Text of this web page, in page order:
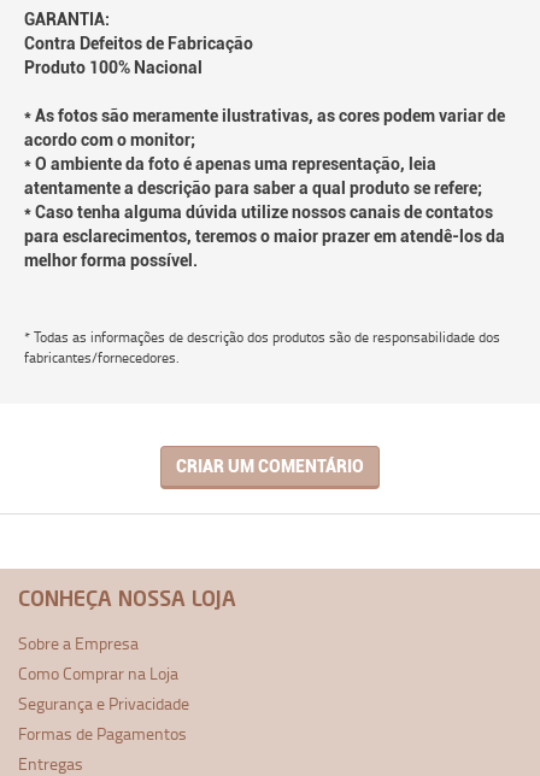
GARANTIA:
Contra Defeitos de Fabricação
Produto 100% Nacional
* As fotos são meramente ilustrativas, as cores podem variar de
acordo com o monitor;
* O ambiente da foto é apenas uma representação, leia
atentamente a descrição para saber a qual produto se refere;
* Caso tenha alguma dúvida utilize nossos canais de contatos
para esclarecimentos, teremos o maior prazer em atendê-los da
melhor forma possível.
* Todas as informações de descrição dos produtos são de responsabilidade dos
fabricantes/fornecedores.
CRIAR UM COMENTÁRIO
CONHEÇA NOSSA LOJA
Sobre a Empresa
Como Comprar na Loja
Segurança e Privacidade
Formas de Pagamentos
Entregas